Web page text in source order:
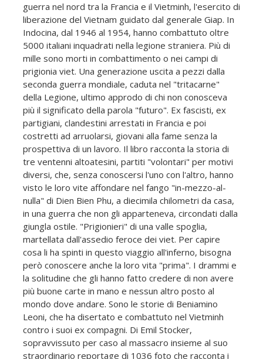
guerra nel nord tra la Francia e il Vietminh, l'esercito di
liberazione del Vietnam guidato dal generale Giap. In
Indocina, dal 1946 al 1954, hanno combattuto oltre
5000 italiani inquadrati nella legione straniera. Più di
mille sono morti in combattimento o nei campi di
prigionia viet. Una generazione uscita a pezzi dalla
seconda guerra mondiale, caduta nel "tritacarne"
della Legione, ultimo approdo di chi non conosceva
più il significato della parola "futuro". Ex fascisti, ex
partigiani, clandestini arrestati in Francia e poi
costretti ad arruolarsi, giovani alla fame senza la
prospettiva di un lavoro. Il libro racconta la storia di
tre ventenni altoatesini, partiti "volontari" per motivi
diversi, che, senza conoscersi l'uno con l'altro, hanno
visto le loro vite affondare nel fango "in-mezzo-al-
nulla" di Dien Bien Phu, a diecimila chilometri da casa,
in una guerra che non gli apparteneva, circondati dalla
giungla ostile. "Prigionieri" di una valle spoglia,
martellata dall'assedio feroce dei viet. Per capire
cosa li ha spinti in questo viaggio all'inferno, bisogna
però conoscere anche la loro vita "prima". I drammi e
la solitudine che gli hanno fatto credere di non avere
più buone carte in mano e nessun altro posto al
mondo dove andare. Sono le storie di Beniamino
Leoni, che ha disertato e combattuto nel Vietminh
contro i suoi ex compagni. Di Emil Stocker,
sopravvissuto per caso al massacro insieme al suo
straordinario reportage di 1036 foto che racconta i